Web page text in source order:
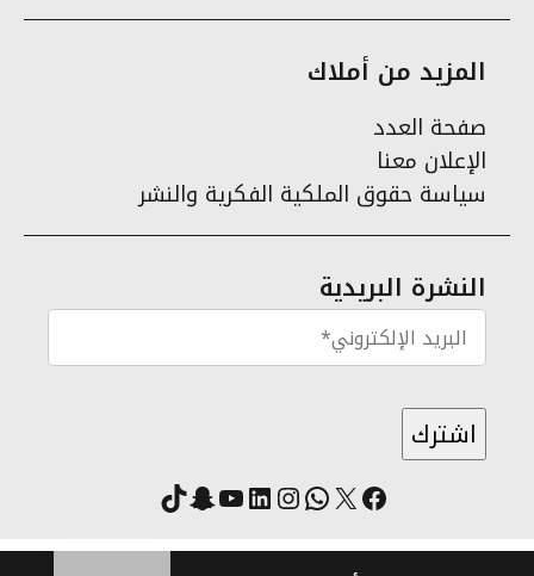
المزيد من أملاك
صفحة العدد
الإعلان معنا
سياسة حقوق الملكية الفكرية والنشر
النشرة البريدية
فيسبوك
X واتساب
انستقرام
لينكد إنيوتيوب
سناب شات
تيك توك